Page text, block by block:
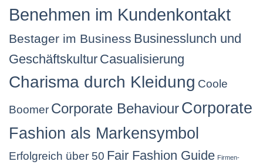
Benehmen im Kundenkontakt
Bestager im Business Businesslunch und
Geschäftskultur Casualisierung
Charisma durch Kleidung Coole
Boomer Corporate BehaviourCorporate
Fashion als Markensymbol
Erfolgreich über 50 Fair Fashion Guide Firmen-